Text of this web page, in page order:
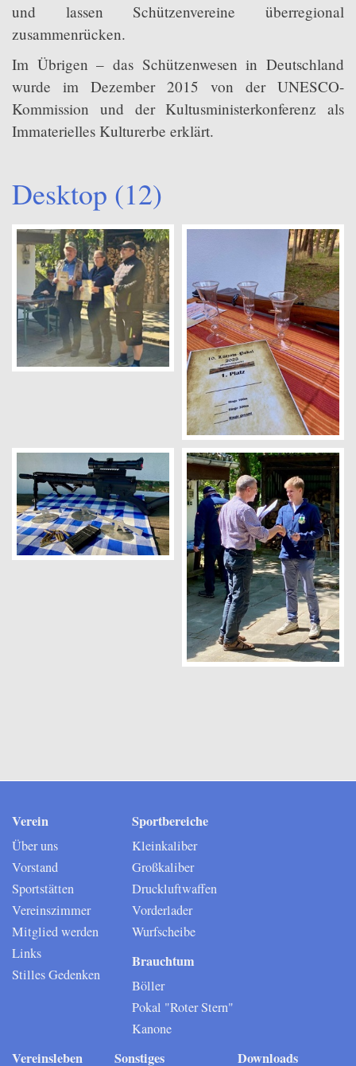
und lassen Schützenvereine überregional
zusammenrücken.
Im Übrigen – das Schützenwesen in Deutschland
wurde im Dezember 2015 von der UNESCO-
Kommission und der Kultusministerkonferenz als
Immaterielles Kulturerbe erklärt.
Desktop (12)
Verein
Über uns
Vorstand
Sportstätten
Vereinszimmer
Mitglied werden
Links
Stilles Gedenken
Sportbereiche
Kleinkaliber
Großkaliber
Druckluftwaffen
Vorderlader
Wurfscheibe
Brauchtum
Böller
Pokal "Roter Stern"
Kanone
Vereinsleben Sonstiges Downloads